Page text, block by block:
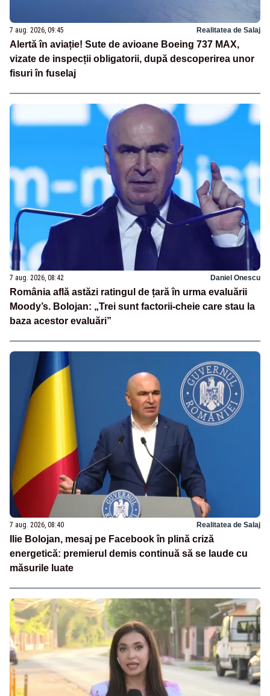
7 aug. 2026, 09:45 Realitatea de Salaj
Alertă în aviație! Sute de avioane Boeing 737 MAX,
vizate de inspecții obligatorii, după descoperirea unor
fisuri în fuselaj
7 aug. 2026, 08:42 Daniel Onescu
România află astăzi ratingul de țară în urma evaluării
Moody’s. Bolojan: „Trei sunt factorii-cheie care stau la
baza acestor evaluări”
7 aug. 2026, 08:40 Realitatea de Salaj
Ilie Bolojan, mesaj pe Facebook în plină criză
energetică: premierul demis continuă să se laude cu
măsurile luate